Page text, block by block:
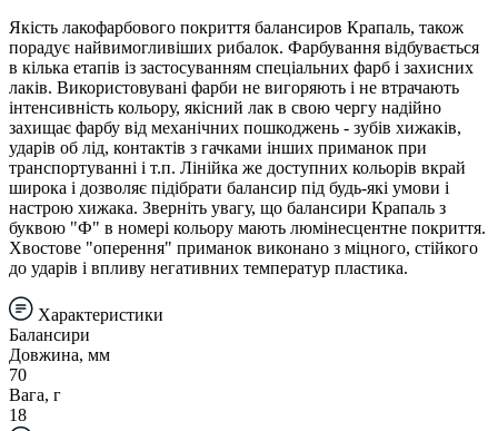
Якість лакофарбового покриття балансиров Крапаль, також
порадує найвимогливіших рибалок. Фарбування відбувається
в кілька етапів із застосуванням спеціальних фарб і захисних
лаків. Використовувані фарби не вигоряють і не втрачають
інтенсивність кольору, якісний лак в свою чергу надійно
захищає фарбу від механічних пошкоджень - зубів хижаків,
ударів об лід, контактів з гачками інших приманок при
транспортуванні і т.п. Лінійка же доступних кольорів вкрай
широка і дозволяє підібрати балансир під будь-які умови і
настрою хижака. Зверніть увагу, що балансири Крапаль з
буквою "Ф" в номері кольору мають люмінесцентне покриття.
Хвостове "оперення" приманок виконано з міцного, стійкого
до ударів і впливу негативних температур пластика.
Характеристики
Балансири
Довжина, мм
70
Вага, г
18